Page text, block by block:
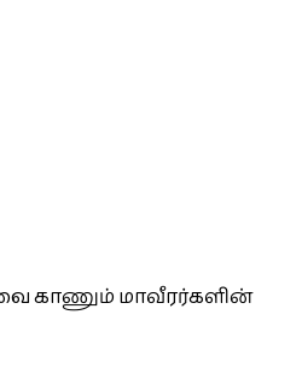
காணும் மாவீரர்களின்